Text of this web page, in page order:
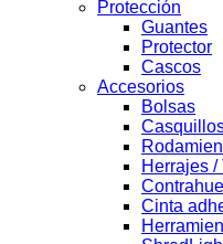
Protección
Guantes
Protector
Cascos
Accesorios
Bolsas
Herrajes /
Cinta